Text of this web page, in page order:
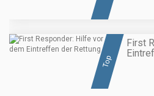
Top
First